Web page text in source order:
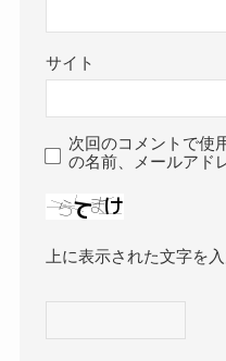
サイト
次回のコメントで使
の名前、メールアド
上に表示された文字を入